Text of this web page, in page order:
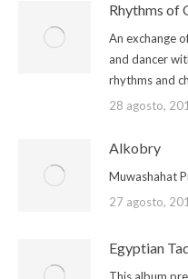
Rhythms of
An exchange
and dancer
rhythms and
28 agosto,
Alkobry
Muwashahat
27 agosto,
Egyptian